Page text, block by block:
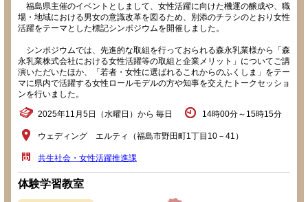
福島県主催のイベントとしまして、女性活躍に向けた機運の醸成や、職
場・地域における男女の意識改革を図るため、別添のチラシのとおり女性
活躍をテーマとした標記シンポジウムを開催しました。
シンポジウムでは、先進的な取組を行っておられる森永乳業様から「森
永乳業株式会社における女性活躍等の取組と企業メリット」についてご講
演いただいたほか、「若者・女性に選ばれるこれからのふくしま」をテー
マに県内で活躍する女性ロールモデルの方や知事を交えたトークセッショ
ンを行いました。
2025年11月5日（水曜日）から 毎日 14時00分～15時15分
ウェディング エルティ（福島市野田町1丁目10－41）
共生社会・女性活躍推進課
体験学習教室